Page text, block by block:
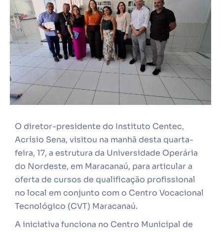
O diretor-presidente do Instituto Centec,
Acrísio Sena, visitou na manhã desta quarta-
feira, 17, a estrutura da Universidade Operária
do Nordeste, em Maracanaú, para articular a
oferta de cursos de qualificação profissional
no local em conjunto com o Centro Vocacional
Tecnológico (CVT) Maracanaú.
A iniciativa funciona no Centro Municipal de